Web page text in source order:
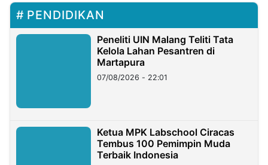
PENDIDIKAN
Peneliti UIN Malang Teliti Tata
Kelola Lahan Pesantren di
Martapura
07/08/2026 - 22:01
Ketua MPK Labschool Ciracas
Tembus 100 Pemimpin Muda
Terbaik Indonesia